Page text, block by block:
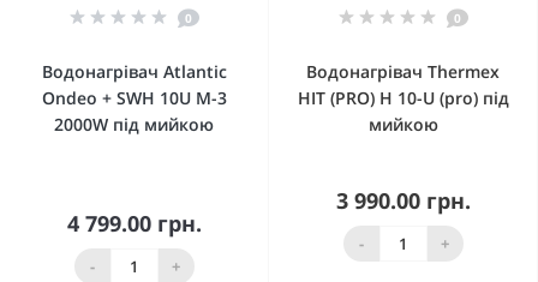
0
Водонагрівач Atlantic
Ondeo + SWH 10U M-3
2000W під мийкою
4 799.00 грн.
- +
0
Водонагрівач Thermex
HIT (PRO) H 10-U (pro) під
мийкою
3 990.00 грн.
- +